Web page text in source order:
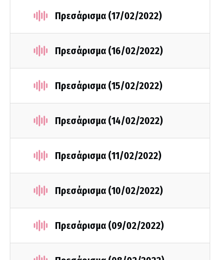
Πρεσάρισμα (17/02/2022)
Πρεσάρισμα (16/02/2022)
Πρεσάρισμα (15/02/2022)
Πρεσάρισμα (14/02/2022)
Πρεσάρισμα (11/02/2022)
Πρεσάρισμα (10/02/2022)
Πρεσάρισμα (09/02/2022)